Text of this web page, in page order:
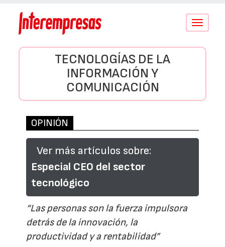
Conmutar
TECNOLOGÍAS DE LA
INFORMACIÓN Y
COMUNICACIÓN
OPINIÓN
Ver más artículos sobre:
Especial CEO del sector
tecnológico
“Las personas son la fuerza impulsora
detrás de la innovación, la
productividad y a rentabilidad”